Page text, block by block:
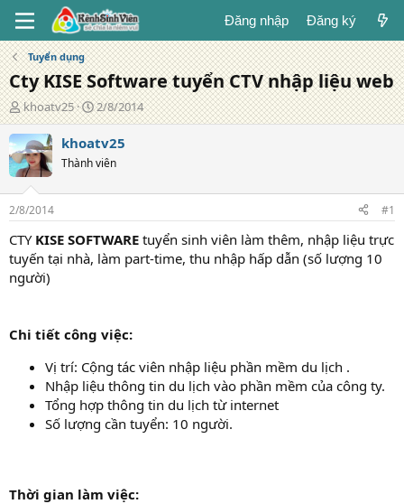
Đăng nhập Đăng ký
Tuyển dụng
Cty KISE Software tuyển CTV nhập liệu web
T
á
c
g
i
ả
khoatv25
N
g
à
đ
g
2/8/2014
khoatv25
Thành viên
2/8/2014 #1
CTYKISE SOFTWARE tuyển sinh viên làm thêm, nhập liệu trực
tuyến tại nhà, làm part-time, thu nhập hấp dẫn (số lượng 10
người)
Chi tiết công việc:
Vị trí: Cộng tác viên nhập liệu phần mềm du lịch .
Nhập liệu thông tin du lịch vào phần mềm của công ty.
Tổng hợp thông tin du lịch từ internet
Số lượng cần tuyển: 10 người.
Thời gian làm việc: